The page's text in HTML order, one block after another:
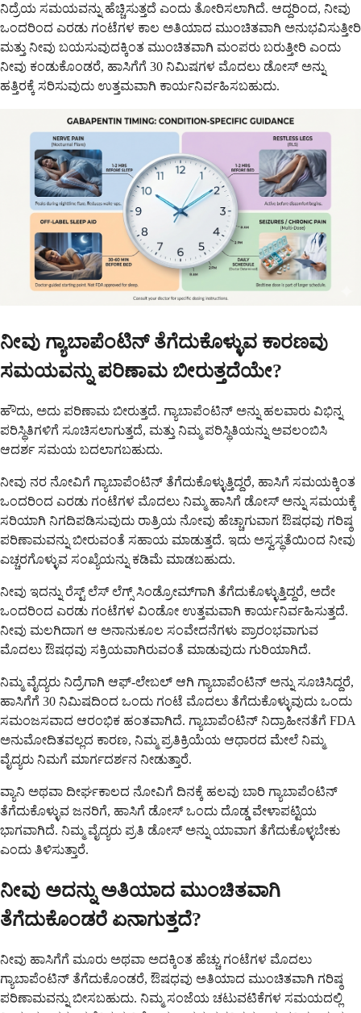
ನಿದ್ರೆಯ ಸಮಯವನ್ನು ಹೆಚ್ಚಿಸುತ್ತದೆ ಎಂದು ತೋರಿಸಲಾಗಿದೆ. ಆದ್ದರಿಂದ, ನೀವು
ಒಂದರಿಂದ ಎರಡು ಗಂಟೆಗಳ ಕಾಲ ಅತಿಯಾದ ಮುಂಚಿತವಾಗಿ ಅನುಭವಿಸುತ್ತೀರಿ
ಮತ್ತು ನೀವು ಬಯಸುವುದಕ್ಕಿಂತ ಮುಂಚಿತವಾಗಿ ಮಂಪರು ಬರುತ್ತೀರಿ ಎಂದು
ನೀವು ಕಂಡುಕೊಂಡರೆ, ಹಾಸಿಗೆಗೆ 30 ನಿಮಿಷಗಳ ಮೊದಲು ಡೋಸ್ ಅನ್ನು
ಹತ್ತಿರಕ್ಕೆ ಸರಿಸುವುದು ಉತ್ತಮವಾಗಿ ಕಾರ್ಯನಿರ್ವಹಿಸಬಹುದು.
ನೀವು ಗ್ಯಾಬಾಪೆಂಟಿನ್ ತೆಗೆದುಕೊಳ್ಳುವ ಕಾರಣವು
ಸಮಯವನ್ನು ಪರಿಣಾಮ ಬೀರುತ್ತದೆಯೇ?
ಹೌದು, ಅದು ಪರಿಣಾಮ ಬೀರುತ್ತದೆ. ಗ್ಯಾಬಾಪೆಂಟಿನ್ ಅನ್ನು ಹಲವಾರು ವಿಭಿನ್ನ
ಪರಿಸ್ಥಿತಿಗಳಿಗೆ ಸೂಚಿಸಲಾಗುತ್ತದೆ, ಮತ್ತು ನಿಮ್ಮ ಪರಿಸ್ಥಿತಿಯನ್ನು ಅವಲಂಬಿಸಿ
ಆದರ್ಶ ಸಮಯ ಬದಲಾಗಬಹುದು.
ನೀವು ನರ ನೋವಿಗೆ ಗ್ಯಾಬಾಪೆಂಟಿನ್ ತೆಗೆದುಕೊಳ್ಳುತ್ತಿದ್ದರೆ, ಹಾಸಿಗೆ ಸಮಯಕ್ಕಿಂತ
ಒಂದರಿಂದ ಎರಡು ಗಂಟೆಗಳ ಮೊದಲು ನಿಮ್ಮ ಹಾಸಿಗೆ ಡೋಸ್ ಅನ್ನು ಸಮಯಕ್ಕೆ
ಸರಿಯಾಗಿ ನಿಗದಿಪಡಿಸುವುದು ರಾತ್ರಿಯ ನೋವು ಹೆಚ್ಚಾಗುವಾಗ ಔಷಧವು ಗರಿಷ್ಠ
ಪರಿಣಾಮವನ್ನು ಬೀರುವಂತೆ ಸಹಾಯ ಮಾಡುತ್ತದೆ. ಇದು ಅಸ್ವಸ್ಥತೆಯಿಂದ ನೀವು
ಎಚ್ಚರಗೊಳ್ಳುವ ಸಂಖ್ಯೆಯನ್ನು ಕಡಿಮೆ ಮಾಡಬಹುದು.
ನೀವು ಇದನ್ನು ರೆಸ್ಟ್ ಲೆಸ್ ಲೆಗ್ಸ್ ಸಿಂಡ್ರೋಮ್‌ಗಾಗಿ ತೆಗೆದುಕೊಳ್ಳುತ್ತಿದ್ದರೆ, ಅದೇ
ಒಂದರಿಂದ ಎರಡು ಗಂಟೆಗಳ ವಿಂಡೋ ಉತ್ತಮವಾಗಿ ಕಾರ್ಯನಿರ್ವಹಿಸುತ್ತದೆ.
ನೀವು ಮಲಗಿದಾಗ ಆ ಅನಾನುಕೂಲ ಸಂವೇದನೆಗಳು ಪ್ರಾರಂಭವಾಗುವ
ಮೊದಲು ಔಷಧವು ಸಕ್ರಿಯವಾಗಿರುವಂತೆ ಮಾಡುವುದು ಗುರಿಯಾಗಿದೆ.
ನಿಮ್ಮ ವೈದ್ಯರು ನಿದ್ರೆಗಾಗಿ ಆಫ್-ಲೇಬಲ್ ಆಗಿ ಗ್ಯಾಬಾಪೆಂಟಿನ್ ಅನ್ನು ಸೂಚಿಸಿದ್ದರೆ,
ಹಾಸಿಗೆಗೆ 30 ನಿಮಿಷದಿಂದ ಒಂದು ಗಂಟೆ ಮೊದಲು ತೆಗೆದುಕೊಳ್ಳುವುದು ಒಂದು
ಸಮಂಜಸವಾದ ಆರಂಭಿಕ ಹಂತವಾಗಿದೆ. ಗ್ಯಾಬಾಪೆಂಟಿನ್ ನಿದ್ರಾಹೀನತೆಗೆ FDA
ಅನುಮೋದಿತವಲ್ಲದ ಕಾರಣ, ನಿಮ್ಮ ಪ್ರತಿಕ್ರಿಯೆಯ ಆಧಾರದ ಮೇಲೆ ನಿಮ್ಮ
ವೈದ್ಯರು ನಿಮಗೆ ಮಾರ್ಗದರ್ಶನ ನೀಡುತ್ತಾರೆ.
ವ್ಯಾನಿ ಅಥವಾ ದೀರ್ಘಕಾಲದ ನೋವಿಗೆ ದಿನಕ್ಕೆ ಹಲವು ಬಾರಿ ಗ್ಯಾಬಾಪೆಂಟಿನ್
ತೆಗೆದುಕೊಳ್ಳುವ ಜನರಿಗೆ, ಹಾಸಿಗೆ ಡೋಸ್ ಒಂದು ದೊಡ್ಡ ವೇಳಾಪಟ್ಟಿಯ
ಭಾಗವಾಗಿದೆ. ನಿಮ್ಮ ವೈದ್ಯರು ಪ್ರತಿ ಡೋಸ್ ಅನ್ನು ಯಾವಾಗ ತೆಗೆದುಕೊಳ್ಳಬೇಕು
ಎಂದು ತಿಳಿಸುತ್ತಾರೆ.
ನೀವು ಅದನ್ನು ಅತಿಯಾದ ಮುಂಚಿತವಾಗಿ
ತೆಗೆದುಕೊಂಡರೆ ಏನಾಗುತ್ತದೆ?
ನೀವು ಹಾಸಿಗೆಗೆ ಮೂರು ಅಥವಾ ಅದಕ್ಕಿಂತ ಹೆಚ್ಚು ಗಂಟೆಗಳ ಮೊದಲು
ಗ್ಯಾಬಾಪೆಂಟಿನ್ ತೆಗೆದುಕೊಂಡರೆ, ಔಷಧವು ಅತಿಯಾದ ಮುಂಚಿತವಾಗಿ ಗರಿಷ್ಠ
ಪರಿಣಾಮವನ್ನು ಬೀಸಬಹುದು. ನಿಮ್ಮ ಸಂಜೆಯ ಚಟುವಟಿಕೆಗಳ ಸಮಯದಲ್ಲಿ